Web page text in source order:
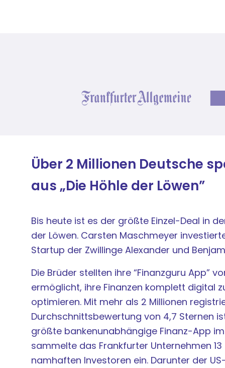
Über 2 Millionen Deutsche
aus „Die Höhle der Löwen”
Bis heute ist es der größte Einzel-Deal in
der Löwen. Carsten Maschmeyer
Startup der Zwillinge Alexander und
Die Brüder stellten ihre “Finanzguru App”
ermöglicht, ihre Finanzen komplett digital
optimieren. Mit mehr als 2 Millionen
Durchschnittsbewertung von 4,7 Sternen
größte bankenunabhängige Finanz-App
sammelte das Frankfurter Unternehmen
namhaften Investoren ein. Darunter der US-